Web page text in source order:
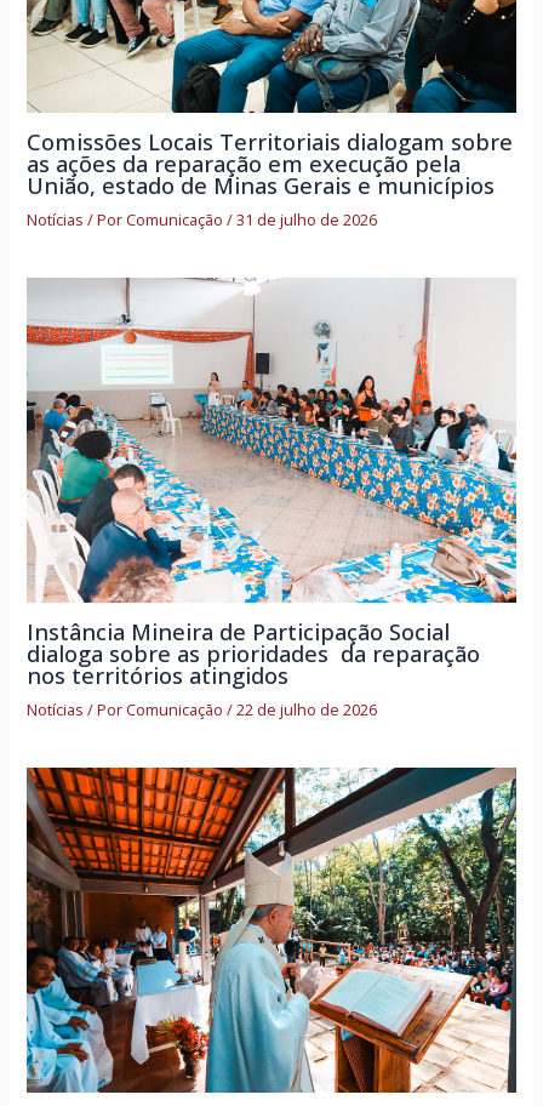
Comissões Locais Territoriais dialogam sobre
as ações da reparação em execução pela
União, estado de Minas Gerais e municípios
Notícias / PorComunicação/31 de julho de 2026
Instância Mineira de Participação Social
dialoga sobre as prioridades da reparação
nos territórios atingidos
Notícias / PorComunicação/22 de julho de 2026